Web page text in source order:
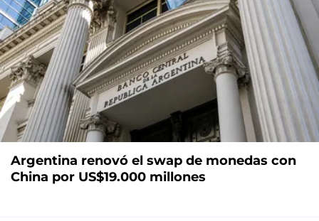
Argentina renovó el swap de monedas con
China por US$19.000 millones